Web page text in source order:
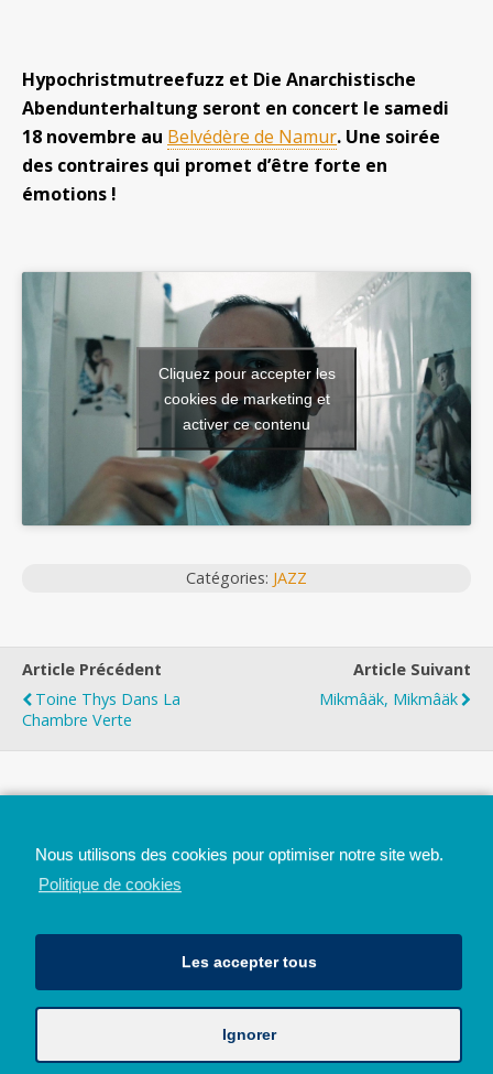
Hypochristmutreefuzz et Die Anarchistische
Abendunterhaltung seront en concert le samedi
18 novembre au Belvédère de Namur. Une soirée
des contraires qui promet d’être forte en
émotions !
Cliquez pour accepter les
cookies de marketing et
activer ce contenu
Catégories: JAZZ
Article Précédent
Toine Thys Dans La
Chambre Verte
Article Suivant
Mikmâäk, Mikmâäk
Avec le soutien de la Province de Liège
Nous utilisons des cookies pour optimiser notre site web.
Politique de cookies
Les accepter tous
Ignorer